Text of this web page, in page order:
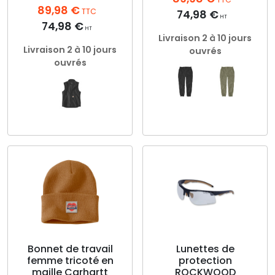
89,98 €TTC
74,98 € HT
Livraison 2 à 10 jours
ouvrés
produit
a
plusieurs
variations.
Les
options
peuvent
choisies
sur
74,98 € HT
Livraison 2 à 10 jours
ouvrés
produit
a
Les
options
sur
la
Bonnet de travail
femme tricoté en
maille Carhartt
Lunettes de
protection
ROCKWOOD